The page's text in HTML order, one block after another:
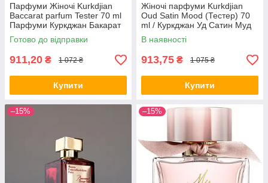
Парфуми Жіночі Kurkdjian
Baccarat parfum Tester 70 ml
Парфуми Куркджан Бакарат
парфум
Готово до відправки
911,20 ₴ 1 072 ₴
Купити
Жіночі парфуми Kurkdjian
Oud Satin Mood (Тестер) 70
ml / Куркджан Уд Сатин Муд
Тестер парфумована вода
В наявності
913,75 ₴ 1 075 ₴
Купити
–15% –15%